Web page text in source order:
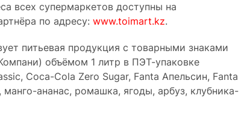
всех супермаркетов доступны на
по адресу: www.toimart.kz.
питьевая продукция c товарными знаками
объёмом 1 литр в ПЭТ-упаковке
Coca-Cola Zero Sugar, Fanta Апельсин, Fanta
ананас, ромашка, ягоды, арбуз, клубника-